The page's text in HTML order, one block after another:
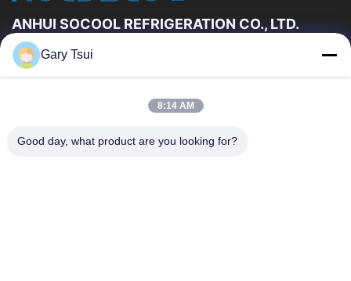
ANHUI SOCOOL REFRIGERATION CO., LTD.
দ্রুত লিঙ্ক
আমাদের সম্পর্কে
কারখানা ভ্রমণ
মান নিয়ন্ত্রণ
Gary Tsui
8:14 AM
Good day, what product are you looking for?